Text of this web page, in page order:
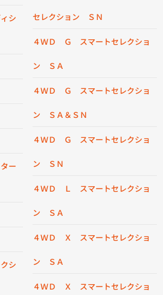
シ
ー
シ
セレクション ＳＮ
４ＷＤ Ｇ スマートセレクショ
ン ＳＡ
４ＷＤ Ｇ スマートセレクショ
ン ＳＡ＆ＳＮ
４ＷＤ Ｇ スマートセレクショ
ン ＳＮ
４ＷＤ Ｌ スマートセレクショ
ン ＳＡ
４ＷＤ Ｘ スマートセレクショ
ン ＳＡ
４ＷＤ Ｘ スマートセレクショ